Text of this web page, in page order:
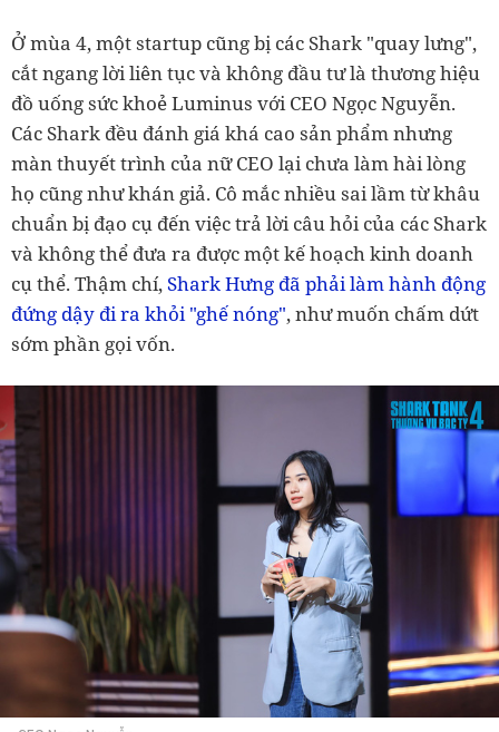
Ở mùa 4, một startup cũng bị các Shark "quay lưng",
cắt ngang lời liên tục và không đầu tư là thương hiệu
đồ uống sức khoẻ Luminus với CEO Ngọc Nguyễn.
Các Shark đều đánh giá khá cao sản phẩm nhưng
màn thuyết trình của nữ CEO lạichưa làm hài lòng
họ cũng như khán giả. Cô mắc nhiều sai lầm từ khâu
chuẩn bị đạo cụ đến việc trả lời câu hỏi của các Shark
và không thể đưa ra được một kế hoạch kinh doanh
cụ thể. Thậm chí,Shark Hưng đã phải làm hành động
đứng dậy đi ra khỏi "ghế nóng", như muốn chấm dứt
sớm phần gọi vốn.